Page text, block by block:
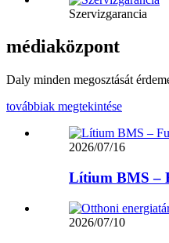
Szervizgarancia
médiaközpont
Daly minden megosztását
továbbiak megtekintése
2026/07/16
Lítium BMS –
2026/07/10